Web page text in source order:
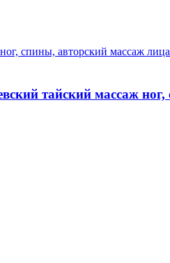
тайский массаж